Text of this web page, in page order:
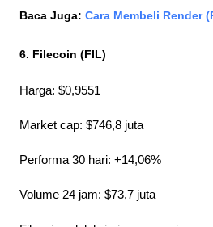
Baca Juga: Cara Membeli Render
6. Filecoin (FIL)
Harga: $0,9551
Market cap: $746,8 juta
Performa 30 hari: +14,06%
Volume 24 jam: $73,7 juta